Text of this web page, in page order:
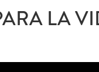
LA